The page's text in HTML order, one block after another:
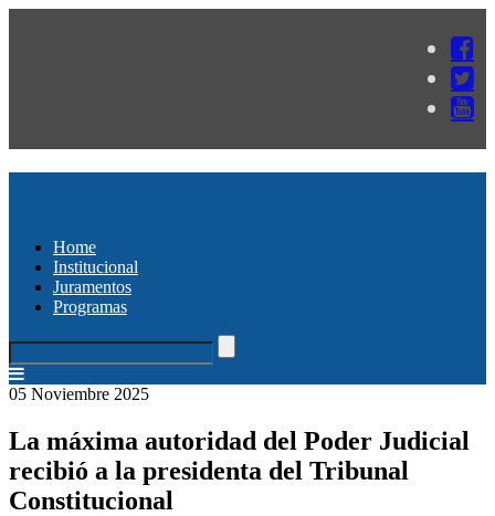
Home
Institucional
Juramentos
Programas
05 Noviembre 2025
La máxima autoridad del Poder Judicial
recibió a la presidenta del Tribunal
Constitucional